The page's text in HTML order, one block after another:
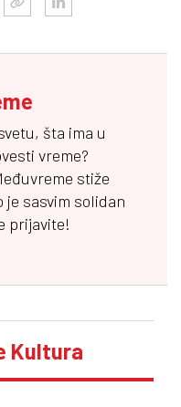
šta ima u
vreme?
stiže
je sasvim solidan
prijavite!
Kultura